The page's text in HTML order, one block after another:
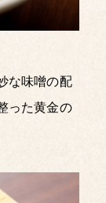
な味噌の配
った黄金の